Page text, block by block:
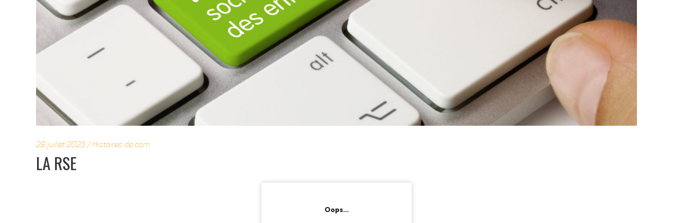
28 juillet 2023 Histoires de com
LA RSE